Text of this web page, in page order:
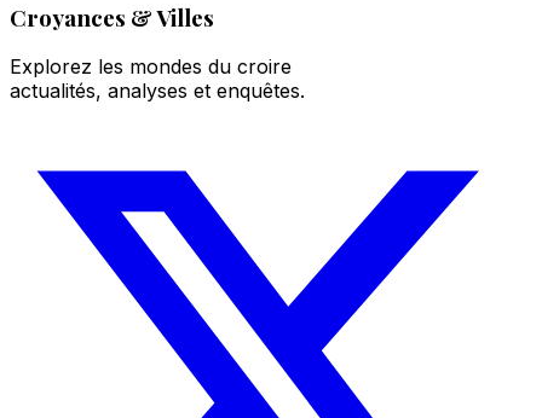
Croyances & Villes
Explorez les mondes du croire
actualités, analyses et enquêtes.